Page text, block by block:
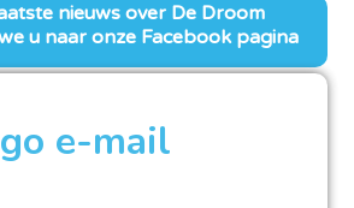
nieuws over De Droom
u naar onze Facebook pagina
e-mail